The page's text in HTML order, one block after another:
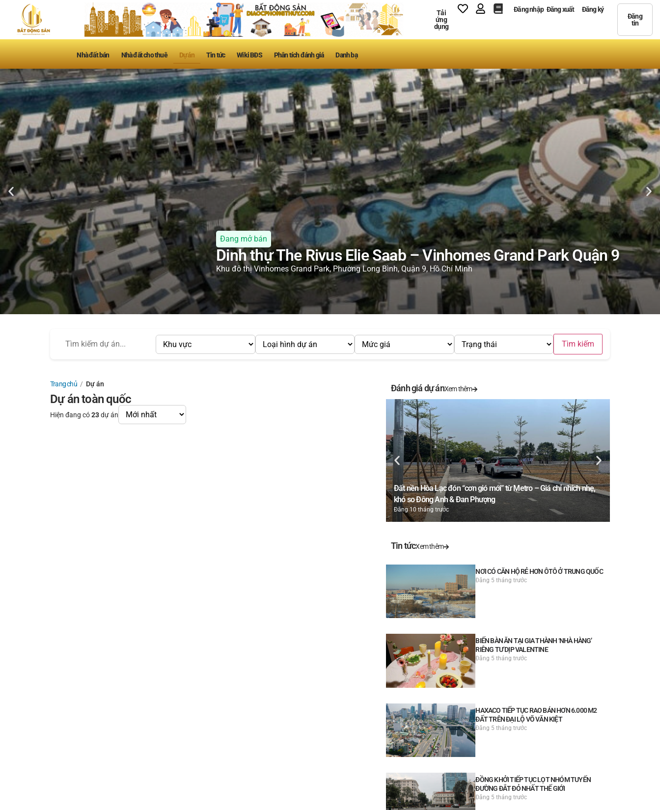
Tải
ứng
dụng
Đăng nhập Đăng xuất
Đăng ký
Đăng
tin
Nhà đất bán Nhà đất cho thuê Dự án Tin tức Wiki BĐS Phân tích đánh giá Danh bạ
Đang mở bán
Dinh thự The Rivus Elie Saab – Vinhomes Grand Park Quận 9
Khu đô thị Vinhomes Grand Park, Phường Long Bình, Quận 9, Hồ Chí Minh
Tìm kiếm
Trang chủ / Dự án
Dự án toàn quốc
Hiện đang có23dự án
Đánh giá dự ánXem thêm
Đất nền Hòa Lạc đón “cơn gió mới” từ Metro – Giá chỉ nhích nhẹ,
khó so Đông Anh & Đan Phượng
Đăng 10 tháng trước
Tin tứcXem thêm
NƠI CÓ CĂN HỘ RẺ HƠN ÔTÔ Ở TRUNG QUỐC
Đăng 5 tháng trước
BIẾN BÀN ĂN TẠI GIA THÀNH ‘NHÀ HÀNG’
RIÊNG TƯ DỊP VALENTINE
Đăng 5 tháng trước
HAXACO TIẾP TỤC RAO BÁN HƠN 6.000 M2
ĐẤT TRÊN ĐẠI LỘ VÕ VĂN KIỆT
Đăng 5 tháng trước
ĐỒNG KHỞI TIẾP TỤC LỌT NHÓM TUYẾN
ĐƯỜNG ĐẮT ĐỎ NHẤT THẾ GIỚI
Đăng 5 tháng trước